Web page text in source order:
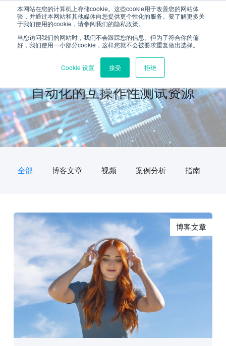
本网站在您的计算机上存储cookie。这些cookie用于改善您的网站体
验，并通过本网站和其他媒体向您提供更个性化的服务。要了解更多关
于我们使用的cookie，请参阅我们的隐私政策。
当您访问我们的网站时，我们不会跟踪您的信息。但为了符合你的偏
好，我们使用一小部分cookie，这样您就不会被要求重复做出选择。
Cookie 设置 接受 拒绝
自动化的互操作性测试资源
全部 博客文章 视频 案例分析 指南
博客文章